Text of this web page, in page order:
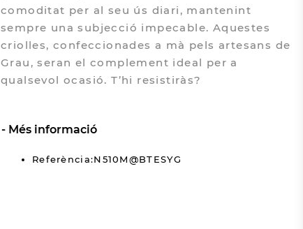
comoditat per al seu ús diari, mantenint
sempre una subjecció impecable. Aquestes
criolles, confeccionades a mà pels artesans de
Grau, seran el complement ideal per a
qualsevol ocasió. T’hi resistiràs?
Més informació
Referència:N510M@BTESYG